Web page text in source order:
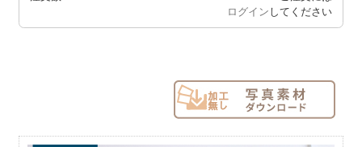
ログイン してください